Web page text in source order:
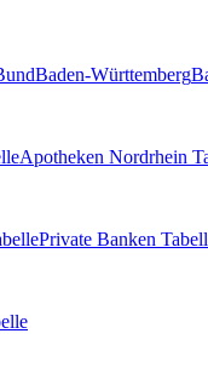
Baden-Württemberg
Apotheken Nordrhein
Private Banken